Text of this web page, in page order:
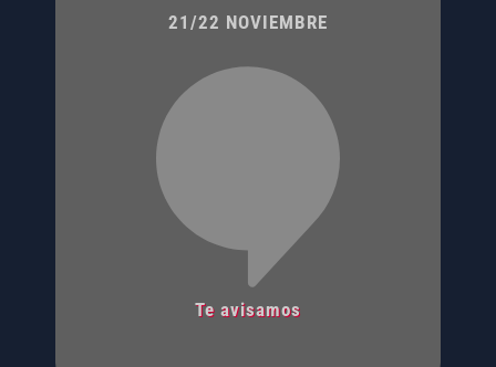
21/22 NOVIEMBRE
Te avisamos